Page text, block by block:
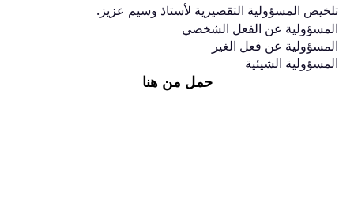
تلخيص المسؤولية التقصيرية لأستاذ وسيم عزيز.
المسؤولية عن الفعل الشخصي
المسؤولية عن فعل الغير
المسؤولية الشيئية
حمل من هنا